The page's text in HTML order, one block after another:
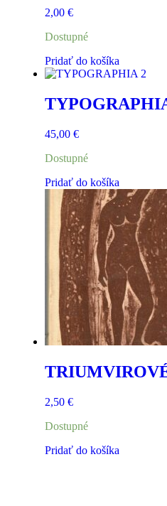
2,00 €
Dostupné
Pridať do košíka
45,00 €
Dostupné
Pridať do košíka
2,50 €
Dostupné
Pridať do košíka